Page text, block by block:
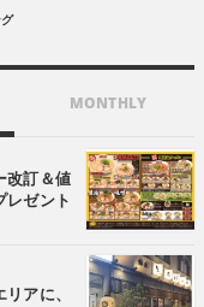
MONTHLY
改訂＆値
レゼント
アに、